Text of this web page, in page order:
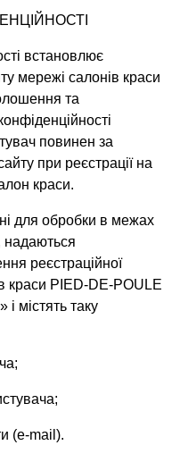
встановлює
мережі салонів краси
та
повинен за
при реєстрації на
краси.
для обробки в межах
надаються
реєстраційної
краси PIED-DE-POULE
містять таку
(e-mail).